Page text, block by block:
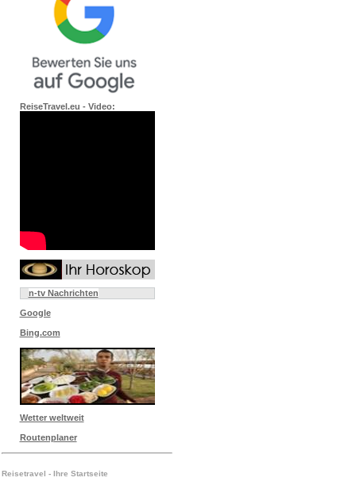
ReiseTravel.eu - Video:
n-tv Nachrichten
Google
Bing.com
Wetter weltweit
Routenplaner
Reisetravel - Ihre Startseite